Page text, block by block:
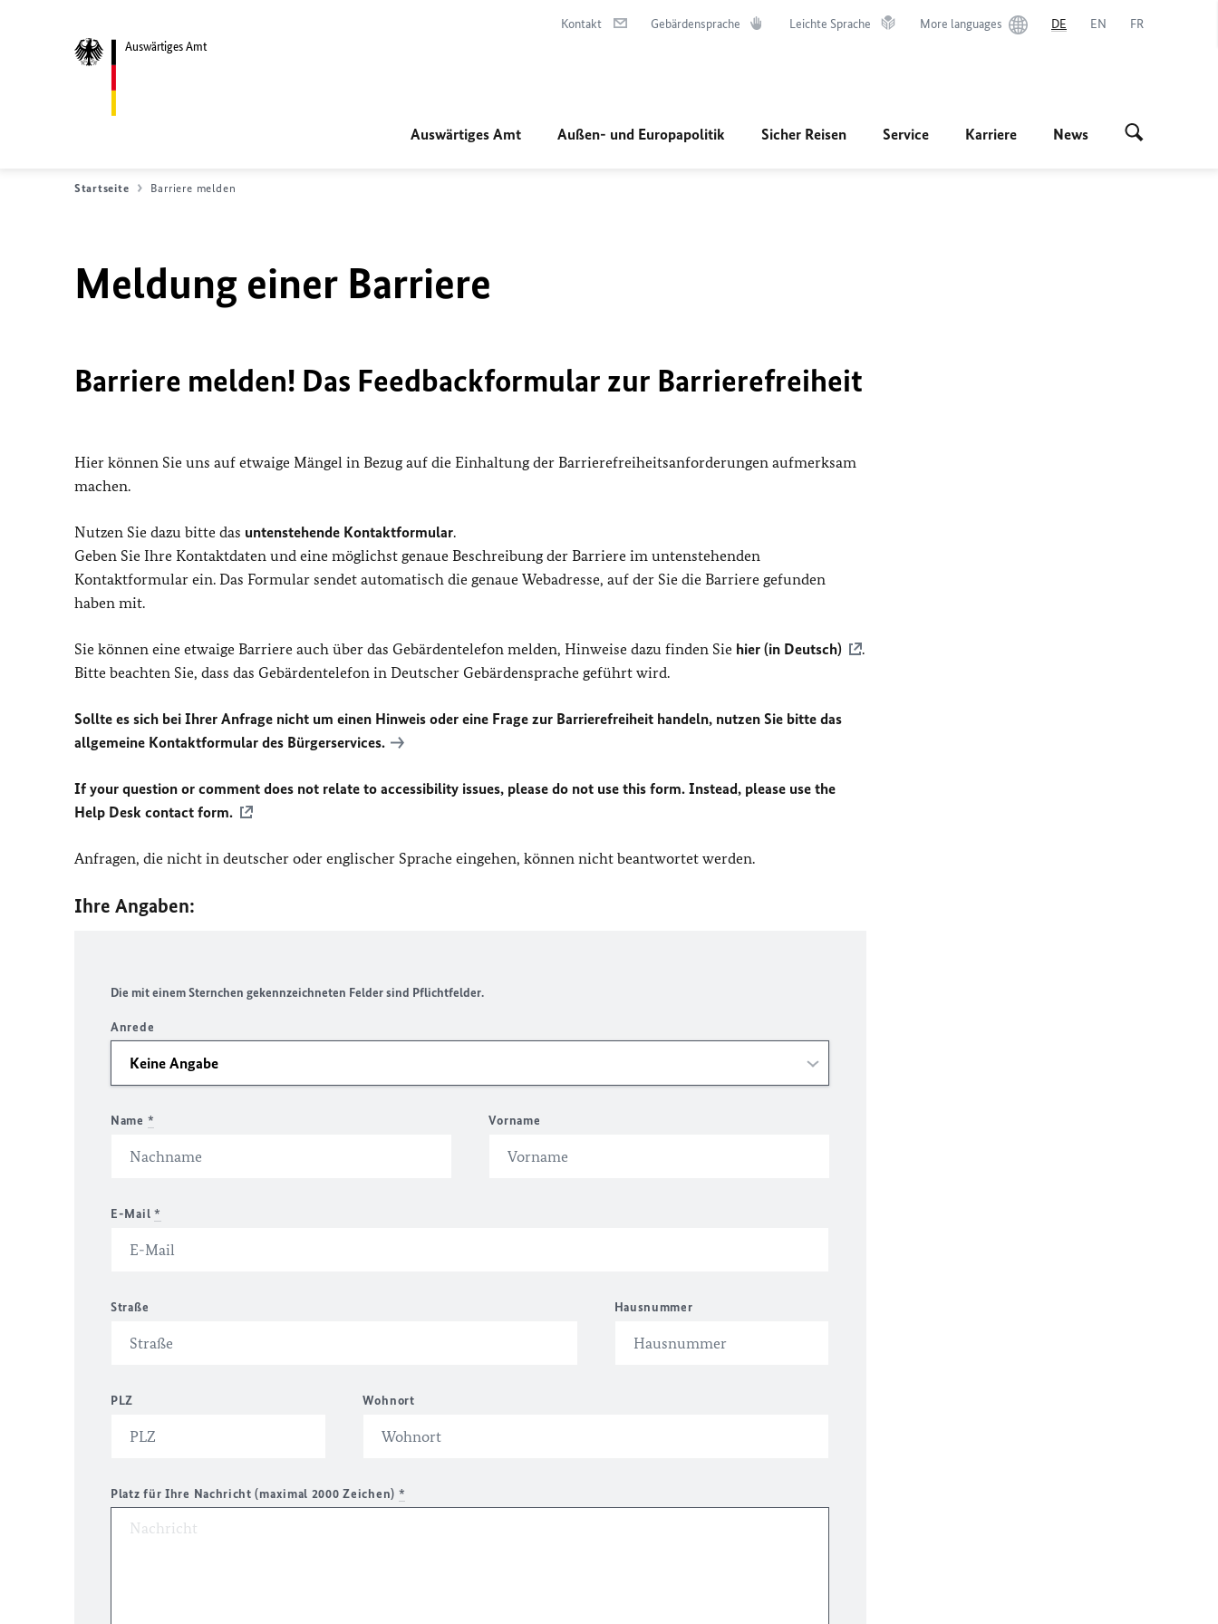
Auswärtiges Amt
Kontakt Gebärdensprache Leichte Sprache More languages DE EN FR
Auswärtiges Amt Außen- und Europapolitik Sicher Reisen Service Karriere News
Startseite Barriere melden
Meldung einer Barriere
Barriere melden! Das Feedbackformular zur Barrierefreiheit
Hier können Sie uns auf etwaige Mängel in Bezug auf die Einhaltung der Barrierefreiheitsanforderungen aufmerksam
machen.
Nutzen Sie dazu bitte das untenstehende Kontaktformular.
Geben Sie Ihre Kontaktdaten und eine möglichst genaue Beschreibung der Barriere im untenstehenden
Kontaktformular ein. Das Formular sendet automatisch die genaue Webadresse, auf der Sie die Barriere gefunden
haben mit.
Sie können eine etwaige Barriere auch über das Gebärdentelefon melden, Hinweise dazu finden Sie hier (in Deutsch)
.
Bitte beachten Sie, dass das Gebärdentelefon in Deutscher Gebärdensprache geführt wird.
Sollte es sich bei Ihrer Anfrage nicht um einen Hinweis oder eine Frage zur Barrierefreiheit handeln, nutzen Sie bitte das
allgemeine Kontaktformular des Bürgerservices.
If your question or comment does not relate to accessibility issues, please do not use this form. Instead, please use the
Help Desk contact form.
Anfragen, die nicht in deutscher oder englischer Sprache eingehen, können nicht beantwortet werden.
Ihre Angaben:
Die mit einem Sternchen gekennzeichneten Felder sind Pflichtfelder.
Anrede
Name * Vorname
E-Mail *
Straße Hausnummer
PLZ Wohnort
Platz für Ihre Nachricht (maximal 2000 Zeichen) *